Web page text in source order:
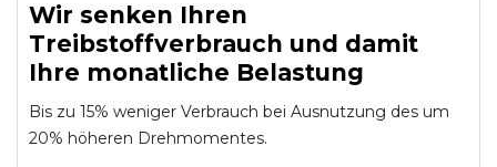
Wir senken Ihren
Treibstoffverbrauch und damit
Ihre monatliche Belastung
Bis zu 15% weniger Verbrauch bei Ausnutzung des um
20% höheren Drehmomentes.